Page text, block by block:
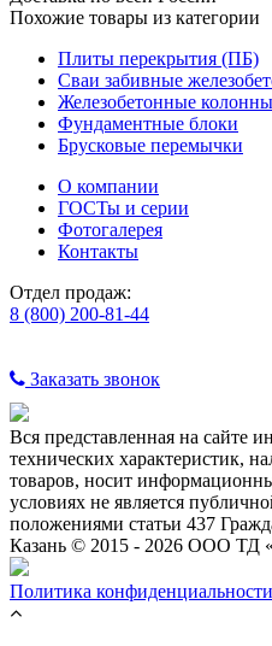
Похожие товары из категории
Плиты перекрытия (ПБ)
Сваи забивные
Железобетонные колонны
Фундаментные блоки
Брусковые перемычки
О компании
ГОСТы и серии
Фотогалерея
Контакты
Отдел продаж:
8 (800) 200-81-44
Заказать звонок
Вся представленная на сайте
технических характеристик,
товаров, носит
условиях не является
положениями статьи 437
Казань © 2015 - 2026 ООО ТД
Политика конфиденциальности